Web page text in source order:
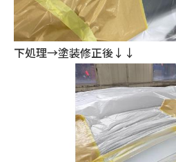
下処理→塗装修正後↓↓